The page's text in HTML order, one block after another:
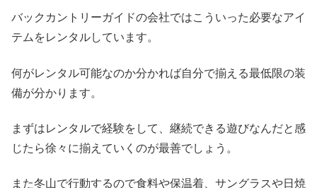
バックカントリーガイドの会社ではこういった必要なアイ
テムをレンタルしています。
何がレンタル可能なのか分かれば自分で揃える最低限の装
備が分かります。
まずはレンタルで経験をして、継続できる遊びなんだと感
じたら徐々に揃えていくのが最善でしょう。
また冬山で行動するので食料や保温着、サングラスや日焼